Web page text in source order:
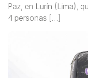
Paz, en Lurín (Lima),
4 personas […]